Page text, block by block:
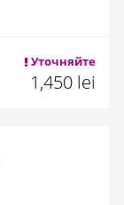
Уточняйте
1,450 lei